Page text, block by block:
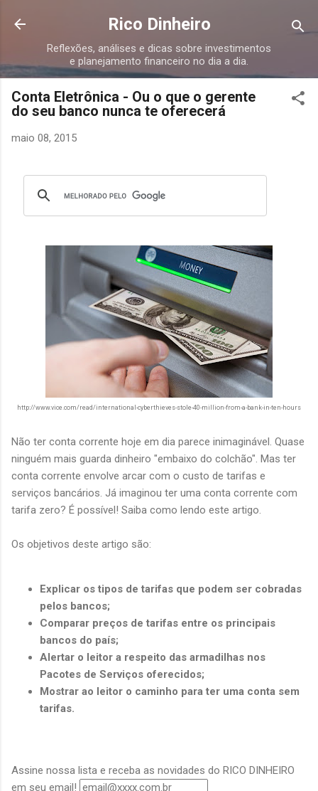
Pular para o conteúdo principal
Rico Dinheiro
Reflexões, análises e dicas sobre investimentos
e planejamento financeiro no dia a dia.
Conta Eletrônica - Ou o que o gerente
do seu banco nunca te oferecerá
maio 08, 2015
http://www.vice.com/read/international-cyberthieves-stole-40-million-from-a-bank-in-ten-hours
Não ter conta corrente hoje em dia parece inimaginável. Quase
ninguém mais guarda dinheiro "embaixo do colchão". Mas ter
conta corrente envolve arcar com o custo de tarifas e
serviços bancários. Já imaginou ter uma conta corrente com
tarifa zero? É possível! Saiba como lendo este artigo.
Os objetivos deste artigo são:
Explicar os tipos de tarifas que podem ser cobradas
pelos bancos;
Comparar preços de tarifas entre os principais
bancos do país;
Alertar o leitor a respeito das armadilhas nos
Pacotes de Serviços oferecidos;
Mostrar ao leitor o caminho para ter uma conta sem
tarifas.
Assine nossa lista e receba as novidades do RICO DINHEIRO
em seu email!